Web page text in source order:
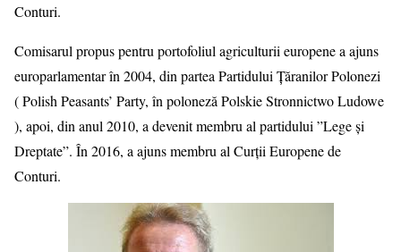
Conturi.
Comisarul propus pentru portofoliul agriculturii europene a ajuns
europarlamentar în 2004, din partea Partidului Țăranilor Polonezi
( Polish Peasants’ Party, în poloneză Polskie Stronnictwo Ludowe
), apoi, din anul 2010, a devenit membru al partidului ”Lege și
Dreptate”. În 2016, a ajuns membru al Curții Europene de
Conturi.